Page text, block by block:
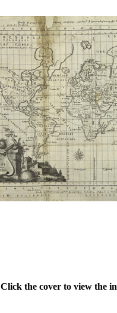
Click the cover to view the